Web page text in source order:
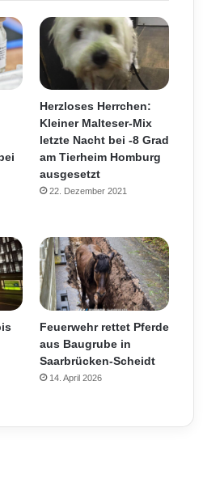
Herzloses Herrchen:
Kleiner Malteser-Mix
letzte Nacht bei -8 Grad
am Tierheim Homburg
ausgesetzt
22. Dezember 2021
Feuerwehr rettet Pferde
aus Baugrube in
Saarbrücken-Scheidt
14. April 2026